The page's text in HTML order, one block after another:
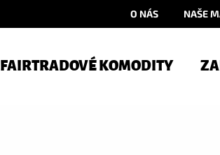
O NÁS NAŠE
FAIRTRADOVÉ KOMODITY